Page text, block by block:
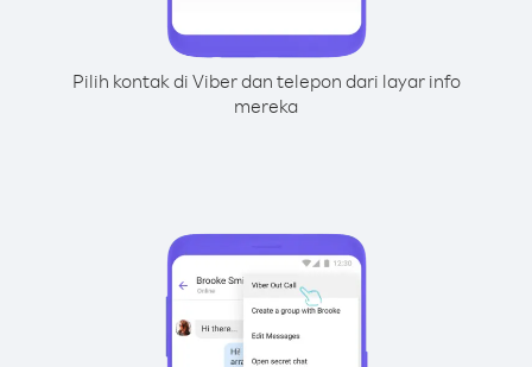
Pilih kontak di Viber dan telepon dari layar info
mereka